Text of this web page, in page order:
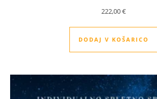
222,00€
DODAJ V KOŠARICO